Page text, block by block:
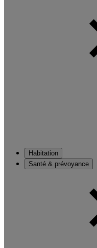
Habitation
Santé & prévoyance